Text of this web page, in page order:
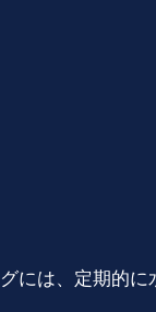
は、定期的